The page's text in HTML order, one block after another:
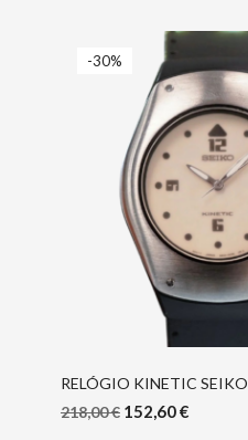
-30%
RELÓGIO KINETIC SEIKO
218,00€ 152,60€